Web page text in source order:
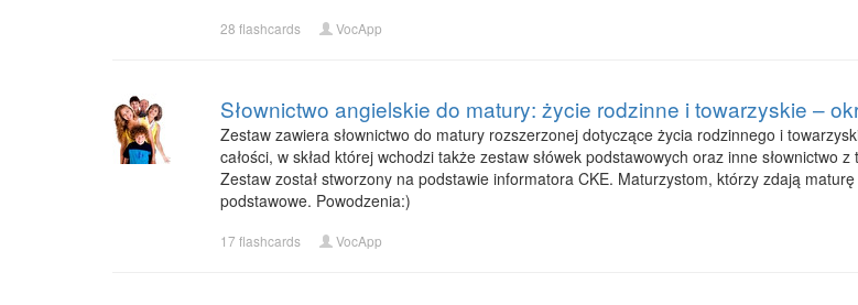
28 flashcards VocApp
Słownictwo angielskie do matury: życie rodzinne i towarzyskie –
Zestaw zawiera słownictwo do matury rozszerzonej dotyczące życia rodzinnego i
całości, w skład której wchodzi także zestaw słówek podstawowych oraz inne
Zestaw został stworzony na podstawie informatora CKE. Maturzystom, którzy zdają
podstawowe. Powodzenia:)
17 flashcards VocApp